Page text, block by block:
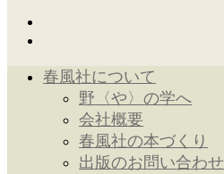
春風社について
野〈や〉の学へ
会社概要
春風社の本づくり
出版のお問い合わせ